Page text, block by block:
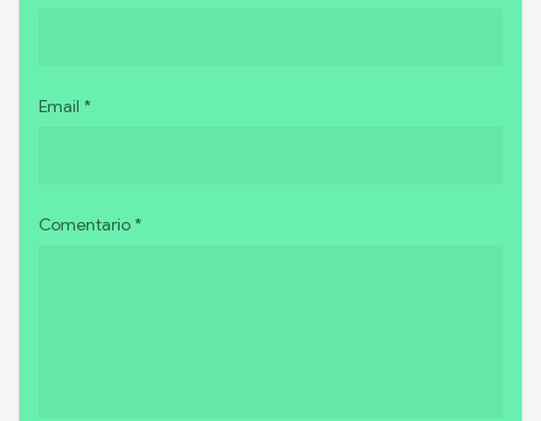
Email *
Comentario *